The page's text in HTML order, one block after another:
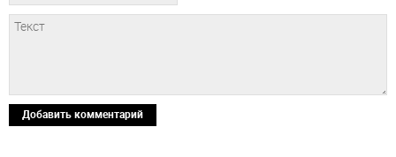
Добавить комментарий